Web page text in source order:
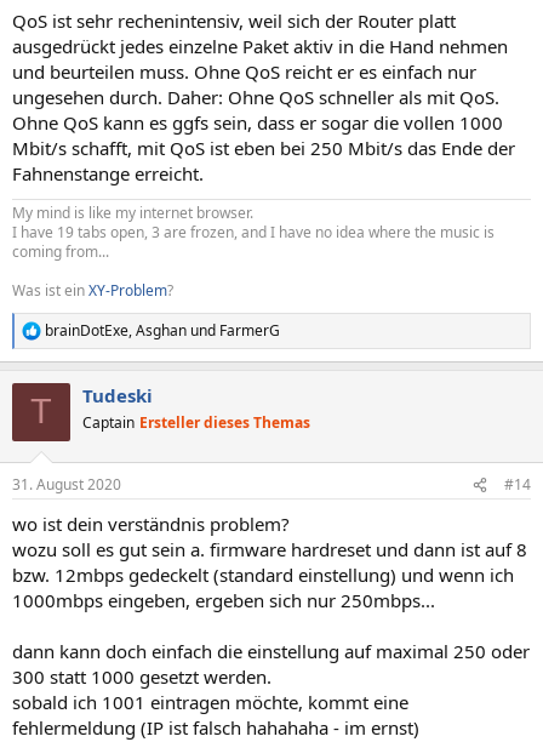
QoS ist sehr rechenintensiv, weil sich der Router platt
ausgedrückt jedes einzelne Paket aktiv in die Hand nehmen
und beurteilen muss. Ohne QoS reicht er es einfach nur
ungesehen durch. Daher: Ohne QoS schneller als mit QoS.
Ohne QoS kann es ggfs sein, dass er sogar die vollen 1000
Mbit/s schafft, mit QoS ist eben bei 250 Mbit/s das Ende der
Fahnenstange erreicht.
My mind is like my internet browser.
I have 19 tabs open, 3 are frozen, and I have no idea where the music is
coming from...
Was ist einXY-Problem?
R
e
e
:
brainDotExe,Asghan und FarmerG
T Tudeski
Captain Ersteller dieses Themas
31. August 2020 #14
wo ist dein verständnis problem?
wozu soll es gut sein a. firmware hardreset und dann ist auf 8
bzw. 12mbps gedeckelt (standard einstellung) und wenn ich
1000mbps eingeben, ergeben sich nur 250mbps...
dann kann doch einfach die einstellung auf maximal 250 oder
300 statt 1000 gesetzt werden.
sobald ich 1001 eintragen möchte, kommt eine
fehlermeldung (IP ist falsch hahahaha - im ernst)